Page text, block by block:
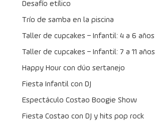
Desafío etílico
Trío de samba en la piscina
Taller de cupcakes – Infantil: 4 a 6 años
Taller de cupcakes – Infantil: 7 a 11 años
Happy Hour con dúo sertanejo
Fiesta Infantil con DJ
Espectáculo Costao Boogie Show
Fiesta Costao con DJ y hits pop rock